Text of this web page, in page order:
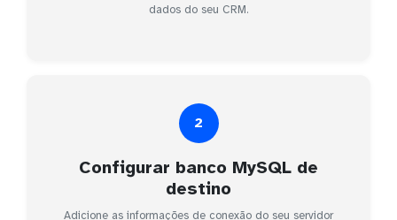
dados do seu CRM.
2
Configurar banco MySQL de
destino
Adicione as informações de conexão do seu servidor